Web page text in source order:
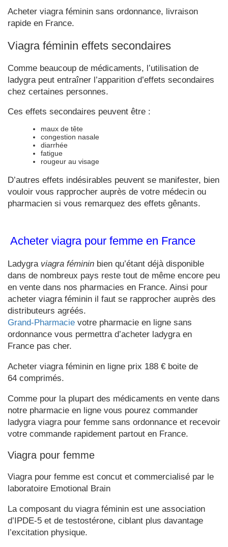
Acheter viagra féminin sans ordonnance, livraison
rapide en France.
Viagra féminin effets secondaires
Comme beaucoup de médicaments, l’utilisation de
ladygra peut entraîner l’apparition d’effets secondaires
chez certaines personnes.
Ces effets secondaires peuvent être :
maux de tête
congestion nasale
diarrhée
fatigue
rougeur au visage
D’autres effets indésirables peuvent se manifester, bien
vouloir vous rapprocher auprès de votre médecin ou
pharmacien si vous remarquez des effets gênants.
Acheter viagra pour femme en France
Ladygra viagra féminin bien qu’étant déjà disponible
dans de nombreux pays reste tout de même encore peu
en vente dans nos pharmacies en France. Ainsi pour
acheter viagra féminin il faut se rapprocher auprès des
distributeurs agréés.
Grand-Pharmacie votre pharmacie en ligne sans
ordonnance vous permettra d’acheter ladygra en
France pas cher.
Acheter viagra féminin en ligne prix 188 € boite de
64 comprimés.
Comme pour la plupart des médicaments en vente dans
notre pharmacie en ligne vous pourez commander
ladygra viagra pour femme sans ordonnance et recevoir
votre commande rapidement partout en France.
Viagra pour femme
Viagra pour femme est concut et commercialisé par le
laboratoire Emotional Brain
La composant du viagra féminin est une association
d’IPDE-5 et de testostérone, ciblant plus davantage
l’excitation physique.